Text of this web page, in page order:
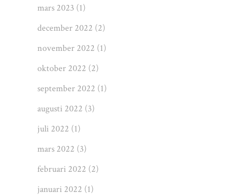
mars 2023 (1)
december 2022 (2)
november 2022 (1)
oktober 2022 (2)
september 2022 (1)
augusti 2022 (3)
juli 2022 (1)
mars 2022 (3)
februari 2022 (2)
januari 2022 (1)